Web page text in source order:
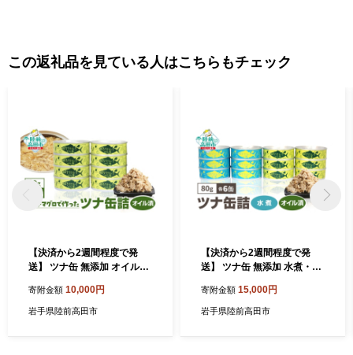
をしていました」等、震災の時だけでなく10年以上経った現在も
品を通して、私たちの想いが全国に、そして海の向こうまで届き
ますように。
この返礼品を見ている人はこちらもチェック
【決済から2週間程度で発
送】 ツナ缶 無添加 オイル漬
チマグロ 使用 【 ツナ 缶 フ
レーク 無着色 大容量 備蓄 長
寄附金額 10,000円
岩手県陸前高田市
【決済から2週間程度で発
送】 ツナ缶 無添加 水煮・オ
産 メバチマグロ 使用 【 ツナ
缶 フレーク 無着色 大容量 備
寄附金額 15,000円
岩手県陸前高田市